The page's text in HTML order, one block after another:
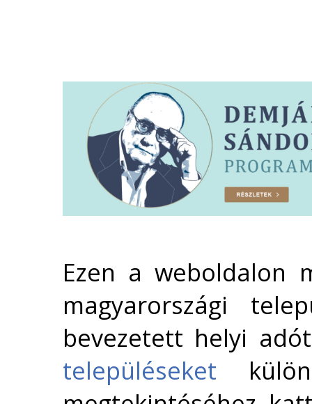
Ezen a weboldalon
magyarországi
bevezetett helyi
településeket